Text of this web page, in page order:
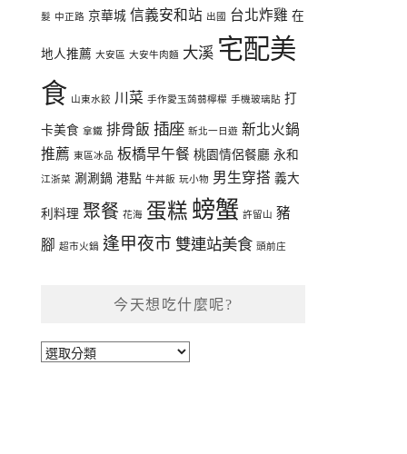
髮 中正路 京華城 信義安和站 出國 台北炸雞 在
地人推薦 大安區 大安牛肉麵 大溪 宅配美
食 山東水餃 川菜 手作愛玉蒟蒻檸檬 手機玻璃貼 打
卡美食 拿鐵 排骨飯 插座 新北一日遊 新北火鍋
推薦 東區冰品 板橋早午餐 桃園情侶餐廳 永和
江浙菜 涮涮鍋 港點 牛丼飯 玩小物 男生穿搭 義大
利料理 聚餐 花海 蛋糕 螃蟹 許留山 豬
腳 超市火鍋 逢甲夜市 雙連站美食 頭前庄
今天想吃什麼呢?
今